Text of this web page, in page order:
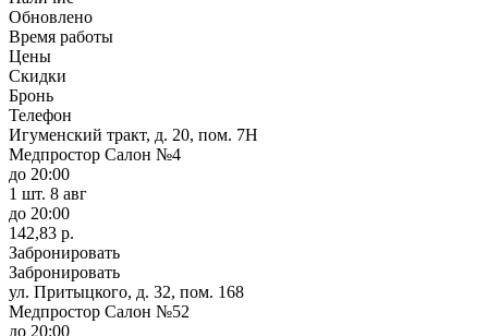
Обновлено
Время работы
Цены
Скидки
Бронь
Телефон
Игуменский тракт, д. 20, пом. 7Н
Медпростор Салон №4
до 20:00
1 шт. 8 авг
до 20:00
142,83 р.
Забронировать
Забронировать
ул. Притыцкого, д. 32, пом. 168
Медпростор Салон №52
до 20:00